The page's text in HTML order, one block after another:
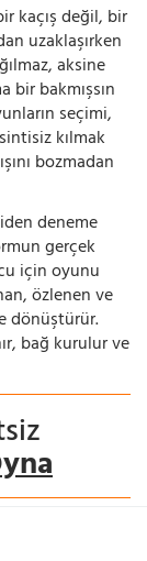
kaçış değil, bir
uzaklaşırken
aksine
bir bakmışsın
seçimi,
kılmak
bozmadan
deneme
gerçek
için oyunu
özlenen ve
dönüştürür.
bağ kurulur ve